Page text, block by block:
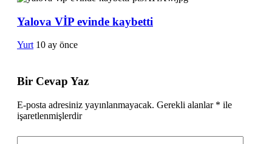
Yalova VİP evinde kaybetti
Yurt 10 ay önce
Bir Cevap Yaz
E-posta adresiniz yayınlanmayacak. Gerekli alanlar * ile
işaretlenmişlerdir